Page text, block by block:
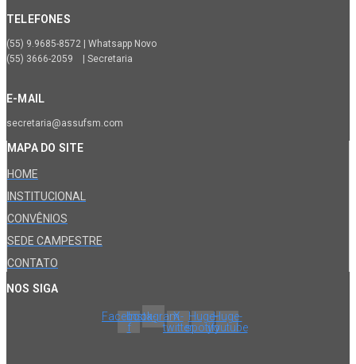
TELEFONES
(55) 9.9685-8572 | Whatsapp Novo
(55) 3666-2059 | Secretaria
E-MAIL
secretaria@assufsm.com
MAPA DO SITE
HOME
INSTITUCIONAL
CONVÊNIOS
SEDE CAMPESTRE
CONTATO
NOS SIGA
Facebook-
f
InstagramX-
twitter
Huge-
spotify
Huge-
youtube